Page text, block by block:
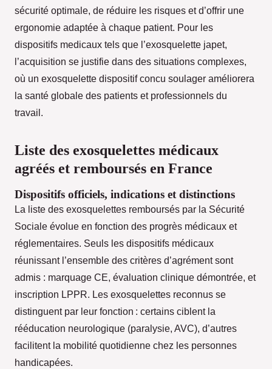
sécurité optimale, de réduire les risques et d’offrir une
ergonomie adaptée à chaque patient. Pour les
dispositifs medicaux tels que l’exosquelette japet,
l’acquisition se justifie dans des situations complexes,
où un exosquelette dispositif concu soulager améliorera
la santé globale des patients et professionnels du
travail.
Liste des exosquelettes médicaux
agréés et remboursés en France
Dispositifs officiels, indications et distinctions
La liste des exosquelettes remboursés par la Sécurité
Sociale évolue en fonction des progrès médicaux et
réglementaires. Seuls les dispositifs médicaux
réunissant l’ensemble des critères d’agrément sont
admis : marquage CE, évaluation clinique démontrée, et
inscription LPPR. Les exosquelettes reconnus se
distinguent par leur fonction : certains ciblent la
rééducation neurologique (paralysie, AVC), d’autres
facilitent la mobilité quotidienne chez les personnes
handicapées.